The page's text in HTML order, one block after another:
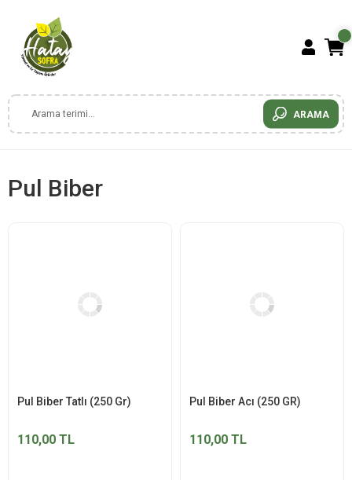
ARAMA
Pul Biber
Pul Biber Tatlı (250 Gr)
110,00 TL
Pul Biber Acı (250 GR)
110,00 TL